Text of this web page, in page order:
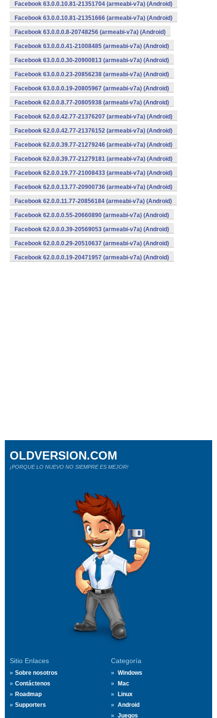
Facebook 63.0.0.10.81-21351704 (armeabi-v7a) (Android)
Facebook 63.0.0.10.81-21351666 (armeabi-v7a) (Android)
Facebook 63.0.0.0.8-20748256 (armeabi-v7a) (Android)
Facebook 63.0.0.0.41-21008485 (armeabi-v7a) (Android)
Facebook 63.0.0.0.30-20900813 (armeabi-v7a) (Android)
Facebook 63.0.0.0.23-20856238 (armeabi-v7a) (Android)
Facebook 63.0.0.0.19-20805967 (armeabi-v7a) (Android)
Facebook 62.0.0.8.77-20805938 (armeabi-v7a) (Android)
Facebook 62.0.0.42.77-21376207 (armeabi-v7a) (Android)
Facebook 62.0.0.42.77-21376152 (armeabi-v7a) (Android)
Facebook 62.0.0.39.77-21279246 (armeabi-v7a) (Android)
Facebook 62.0.0.39.77-21279181 (armeabi-v7a) (Android)
Facebook 62.0.0.19.77-21008433 (armeabi-v7a) (Android)
Facebook 62.0.0.13.77-20900736 (armeabi-v7a) (Android)
Facebook 62.0.0.11.77-20856184 (armeabi-v7a) (Android)
Facebook 62.0.0.0.55-20660890 (armeabi-v7a) (Android)
Facebook 62.0.0.0.39-20569053 (armeabi-v7a) (Android)
Facebook 62.0.0.0.29-20510637 (armeabi-v7a) (Android)
Facebook 62.0.0.0.19-20471957 (armeabi-v7a) (Android)
Sitio Enlaces
Sobre nosotros
Contáctenos
Roadmap
Supporters
Categoría
Windows
Mac
Linux
Android
Juegos
OLDVERSION.COM
¡PORQUE LO NUEVO NO SIEMPRE ES MEJOR!